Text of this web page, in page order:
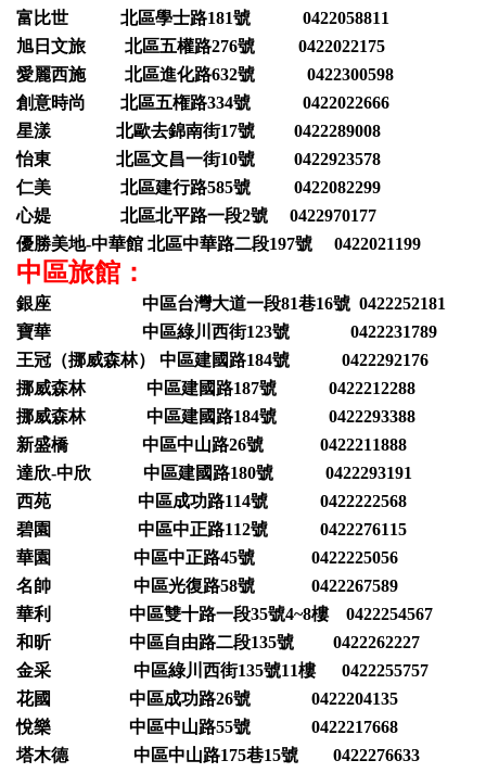
富比世 北區學士路181號 0422058811
旭日文旅 北區五權路276號 0422022175
愛麗西施 北區進化路632號 0422300598
創意時尚 北區五権路334號 0422022666
星漾 北歐去錦南街17號 0422289008
怡東 北區文昌一街10號 0422923578
仁美 北區建行路585號 0422082299
心媞 北區北平路一段2號 0422970177
優勝美地-中華館 北區中華路二段197號 0422021199
中區旅館：
銀座 中區台灣大道一段81巷16號 0422252181
寶華 中區綠川西街123號 0422231789
王冠（挪威森林） 中區建國路184號 0422292176
挪威森林 中區建國路187號 0422212288
挪威森林 中區建國路184號 0422293388
新盛橋 中區中山路26號 0422211888
達欣-中欣 中區建國路180號 0422293191
西苑 中區成功路114號 0422222568
碧園 中區中正路112號 0422276115
華園 中區中正路45號 0422225056
名帥 中區光復路58號 0422267589
華利 中區雙十路一段35號4~8樓 0422254567
和昕 中區自由路二段135號 0422262227
金采 中區綠川西街135號11樓 0422255757
花國 中區成功路26號 0422204135
悅樂 中區中山路55號 0422217668
塔木德 中區中山路175巷15號 0422276633